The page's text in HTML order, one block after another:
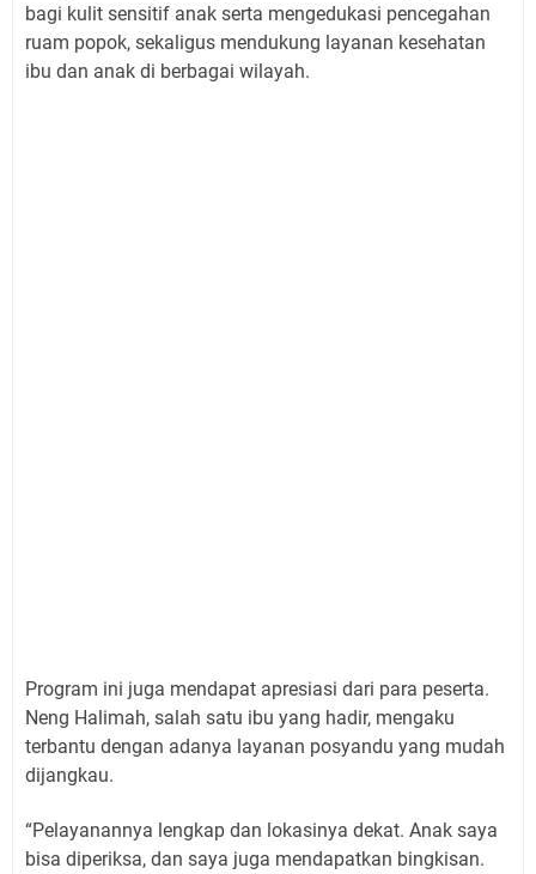
bagi kulit sensitif anak serta mengedukasi pencegahan
ruam popok, sekaligus mendukung layanan kesehatan
ibu dan anak di berbagai wilayah.
Program ini juga mendapat apresiasi dari para peserta.
Neng Halimah, salah satu ibu yang hadir, mengaku
terbantu dengan adanya layanan posyandu yang mudah
dijangkau.
“Pelayanannya lengkap dan lokasinya dekat. Anak saya
bisa diperiksa, dan saya juga mendapatkan bingkisan.